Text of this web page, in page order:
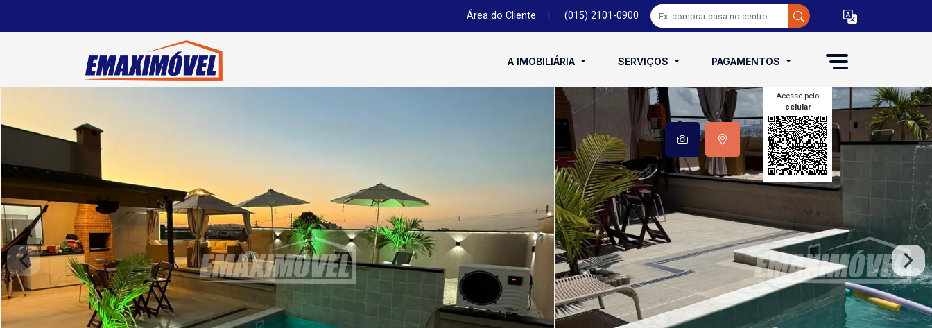
Área do Cliente (015) 2101-0900
A IMOBILIÁRIA SERVIÇOS PAGAMENTOS
Acesse pelo
celular